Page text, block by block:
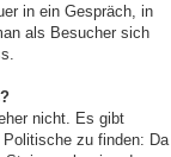
in ein Gespräch, in
als Besucher sich
nicht. Es gibt
zu finden: Da